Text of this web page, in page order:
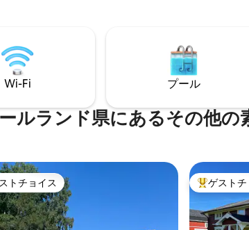
には子供用のト
は、レンタ
があります。 シーツとタオルはレンタル
可能です。清
コテージも
Wi-Fi プール
ルランド県にあるその他
トチョイス
トチョイス 大好評の
ゲストチ